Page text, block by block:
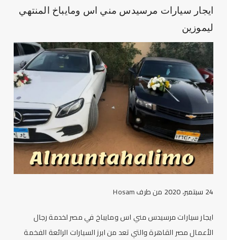
ايجار سيارات مرسيدس مني اس ومايباخ المنتهي
ليموزين
24 سبتمبر، 2020 من طرفHosam
ايجار سيارات مرسيدس مني اس ومايباخ في مصر لخدمة رجال
الأعمال مصر القاهرة والتي تعد من ابرز السيارات الرائعة الفخمة